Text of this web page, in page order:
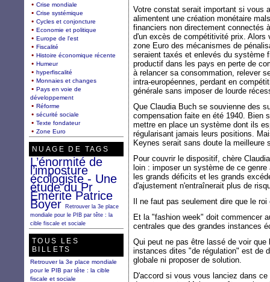
Votre constat serait important si vous
alimentent une création monétaire
financiers non directement connectés
d'un excès de compétitivité prix. Alors
zone Euro des mécanismes de
seraient taxés et enlevés du système
productif dans les pays en perte de
à relancer sa consommation, relever
intra-européennes, perdant en
générale sans imposer de lourde
Que Claudia Buch se souvienne des
compensation faite en été 1940. Bien
mettre en place un système dont ils
régularisant jamais leurs positions.
Keynes serait sans doute la meilleure
Pour couvrir le dispositif, chère
loin : imposer un système de ce
les grands déficits et les grands
d'ajustement n'entraînerait plus de
Il ne faut pas seulement dire que le
Et la "fashion week" doit commencer
centrales que des grandes instances
Qui peut ne pas être lassé de voir
instances dites "de régulation" est de
globale ni proposer de solution.
D'accord si vous vous lanciez dans
Crise mondiale
Crise systémique
Cycles et conjoncture
Economie et politique
Europe de l'est
Fiscalité
Histoire économique récente
Humeur
hyperfiscalité
Monnaies et changes
Pays en voie de
développement
Réforme
sécurité sociale
Texte fondateur
Zone Euro
NUAGE DE TAGS
L’énormité de
l’imposture
écologiste - Une
étude du Pr
Emérite Patrice
BoyerRetrouver la 3e place
mondiale pour le PIB par tête : la
cible fiscale et sociale
TOUS LES
BILLETS
Retrouver la 3e place mondiale
pour le PIB par tête : la cible
fiscale et sociale